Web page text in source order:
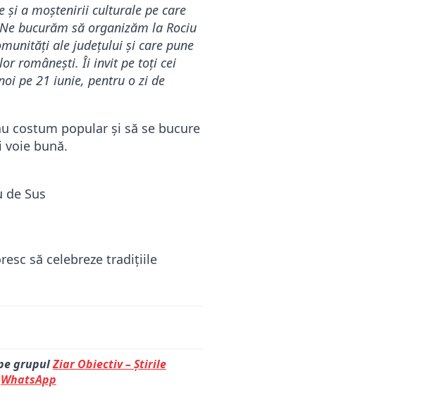
și a moștenirii culturale pe care
bucurăm să organizăm la Rociu
ale județului și care pune
românești. Îi invit pe toți cei
pe 21 iunie, pentru o zi de
costum popular și să se bucure
voie bună.
de Sus
să celebreze tradițiile
grupulZiar Obiectiv – Știrile
WhatsApp